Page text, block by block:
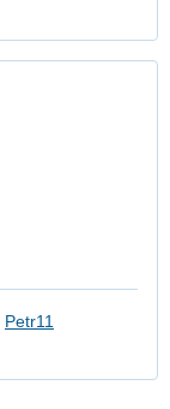
Petr11